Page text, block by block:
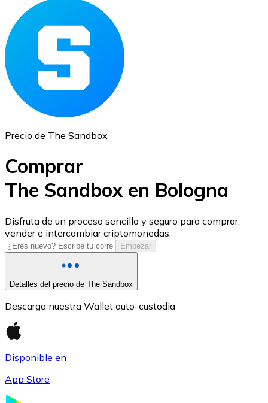
Ethereum
ETH
USD Coin
USDC
Precio de The Sandbox
Comprar
The Sandbox en Bologna
Disfruta de un proceso sencillo y seguro para comprar,
vender e intercambiar criptomonedas.
Empezar
Detalles del precio de The Sandbox
Descarga nuestra Wallet auto-custodia
Disponible en
App Store